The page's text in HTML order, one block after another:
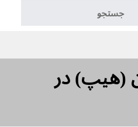
(هیپ) در